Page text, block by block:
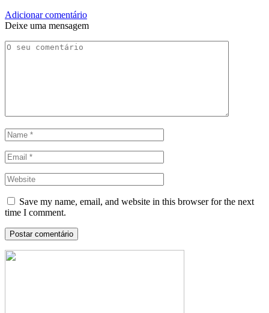
Adicionar comentário
Deixe uma mensagem
Save my name, email, and website in this browser for the next
time I comment.